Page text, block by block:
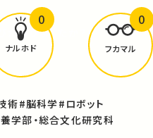
がありましたか？
ナルホド
0
フカマル
0
術#脳科学 #ロボット
学部・総合文化研究科